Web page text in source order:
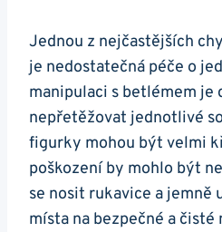
Jednou z nejčastějších
je nedostatečná péče o
manipulaci s betlémem
nepřetěžovat jednotlivé
figurky mohou být velmi
poškození by mohlo být
se nosit rukavice a
místa na bezpečné a čisté